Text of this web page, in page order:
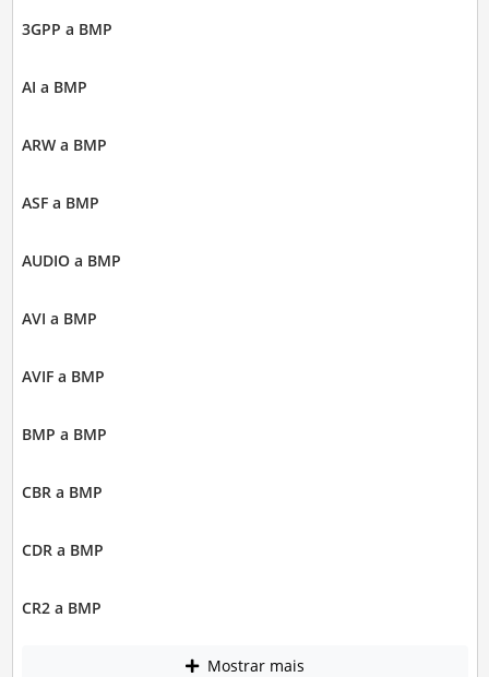
3GPP a BMP
AI a BMP
ARW a BMP
ASF a BMP
AUDIO a BMP
AVI a BMP
AVIF a BMP
BMP a BMP
CBR a BMP
CDR a BMP
CR2 a BMP
Mostrar mais